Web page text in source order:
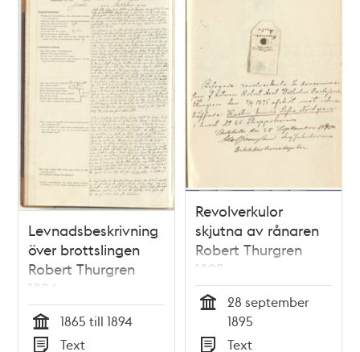
Levnadsbeskrivning
över brottslingen
Robert Thurgren
1894
Tid
1865 till 1894
Text
Revolverkulor
skjutna av rånaren
Robert Thurgren
1895
28 september
1895
Text